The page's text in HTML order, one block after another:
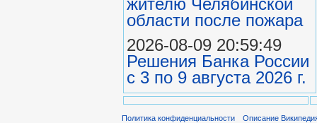
жителю Челябинской
области после пожара
2026-08-09 20:59:49
Решения Банка России
с 3 по 9 августа 2026 г.
Политика конфиденциальности Описание